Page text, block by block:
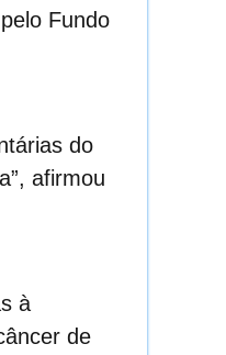
Fundo
do
afirmou
à
de